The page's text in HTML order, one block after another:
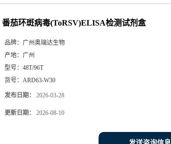
番茄环斑病毒(ToRSV)ELISA检测试剂盒
品牌： 广州奥瑞达生物
产地： 广州
型号： 48T/96T
货号： ARD63-W30
发布日期： 2026-03-28
更新日期： 2026-08-10